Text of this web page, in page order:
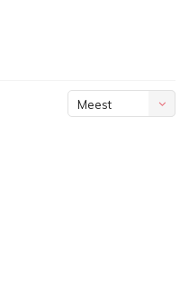
Meest